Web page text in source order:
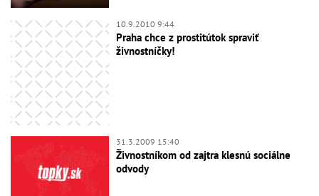
10.9.2010 9:44
Praha chce z prostitútok spraviť
živnostníčky!
31.3.2009 15:40
Živnostníkom od zajtra klesnú sociálne
odvody